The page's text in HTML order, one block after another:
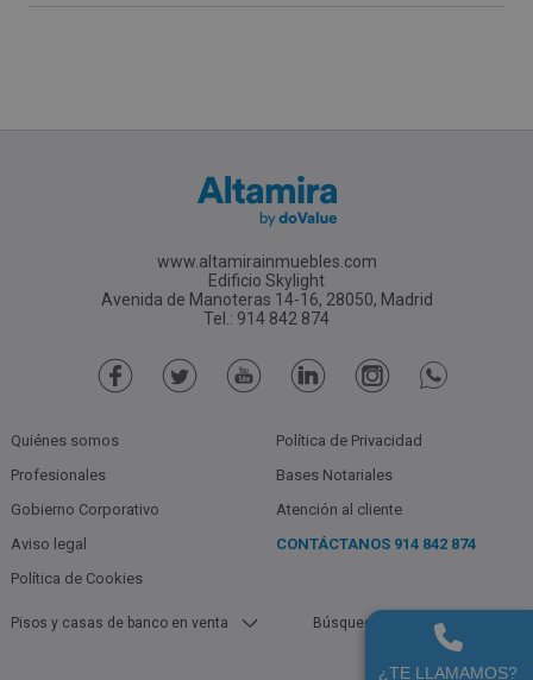
www.altamirainmuebles.com
Edificio Skylight
Avenida de Manoteras 14-16, 28050, Madrid
Tel.: 914 842 874
Quiénes somos
Profesionales
Gobierno Corporativo
Aviso legal
Política de Cookies
Política de Privacidad
Bases Notariales
Atención al cliente
CONTÁCTANOS 914 842 874
Pisos y casas de banco en venta Búsquedas populares
Garajes De Bancos En Barcelona